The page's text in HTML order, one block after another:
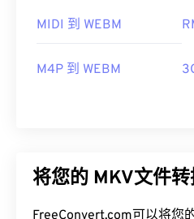
MIDI 到 WEBM
M4P 到 WEBM
将您的 MKV文件